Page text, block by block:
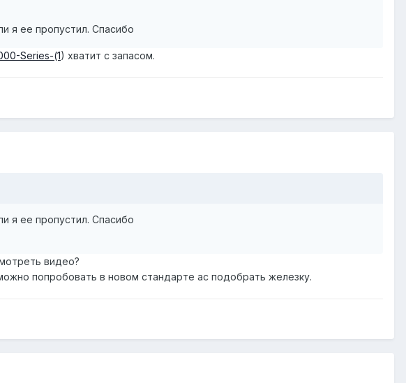
я ее пропустил. Спасибо
Series-(1) хватит с запасом.
я ее пропустил. Спасибо
видео?
попробовать в новом стандарте ac подобрать железку.